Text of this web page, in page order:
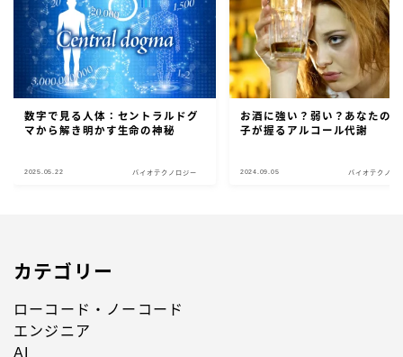
数字で見る人体：セントラルドグ
マから解き明かす生命の神秘
2025.05.22 バイオテクノロジー
お酒に強い？弱い？あなたの
子が握るアルコール代謝
2024.09.05 バイオテクノロ
カテゴリー
ローコード・ノーコード
エンジニア
AI